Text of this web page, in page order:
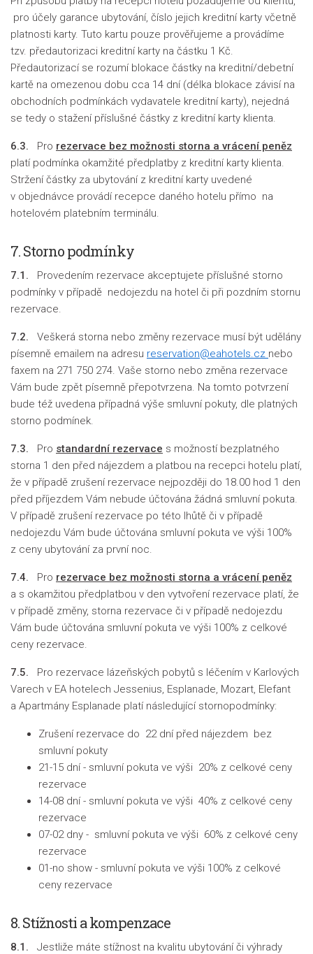
pro účely garance ubytování, číslo jejich kreditní karty včetně
platnosti karty. Tuto kartu pouze prověřujeme a provádíme
tzv. předautorizaci kreditní karty na částku 1 Kč.
Předautorizací se rozumí blokace částky na kreditní/debetní
kartě na omezenou dobu cca 14 dní (délka blokace závisí na
obchodních podmínkách vydavatele kreditní karty), nejedná
se tedy o stažení příslušné částky z kreditní karty klienta.
6.3. Pro rezervace bez možnosti storna a vrácení peněz
platí podmínka okamžité předplatby z kreditní karty klienta.
Stržení částky za ubytování z kreditní karty uvedené
v objednávce provádí recepce daného hotelu přímo na
hotelovém platebním terminálu.
7. Storno podmínky
7.1. Provedením rezervace akceptujete příslušné storno
podmínky v případě nedojezdu na hotel či při pozdním stornu
rezervace.
7.2. Veškerá storna nebo změny rezervace musí být udělány
písemně emailem na adresu reservation@eahotels.cz nebo
faxem na 271 750 274. Vaše storno nebo změna rezervace
Vám bude zpět písemně přepotvrzena. Na tomto potvrzení
bude též uvedena případná výše smluvní pokuty, dle platných
storno podmínek.
7.3. Pro standardní rezervace s možností bezplatného
storna 1 den před nájezdem a platbou na recepci hotelu platí,
že v případě zrušení rezervace nejpozději do 18.00 hod 1 den
před příjezdem Vám nebude účtována žádná smluvní pokuta.
V případě zrušení rezervace po této lhůtě či v případě
nedojezdu Vám bude účtována smluvní pokuta ve výši 100%
z ceny ubytování za první noc.
7.4. Pro rezervace bez možnosti storna a vrácení peněz
a s okamžitou předplatbou v den vytvoření rezervace platí, že
v případě změny, storna rezervace či v případě nedojezdu
Vám bude účtována smluvní pokuta ve výši 100% z celkové
ceny rezervace.
7.5.
Pro rezervace lázeňských pobytů s léčením v Karlových
Varech v EA hotelech Jessenius, Esplanade, Mozart, Elefant
a Apartmány Esplanade platí následující stornopodmínky:
Zrušení rezervace do 22 dní před nájezdem bez
smluvní pokuty
21-15 dní - smluvní pokuta ve výši 20% z celkové ceny
rezervace
14-08 dní - smluvní pokuta ve výši 40% z celkové ceny
rezervace
07-02 dny - smluvní pokuta ve výši 60% z celkové ceny
rezervace
01-no show - smluvní pokuta ve výši 100% z celkové
ceny rezervace
8. Stížnosti a kompenzace
8.1.
Jestliže máte stížnost na kvalitu ubytování či výhrady